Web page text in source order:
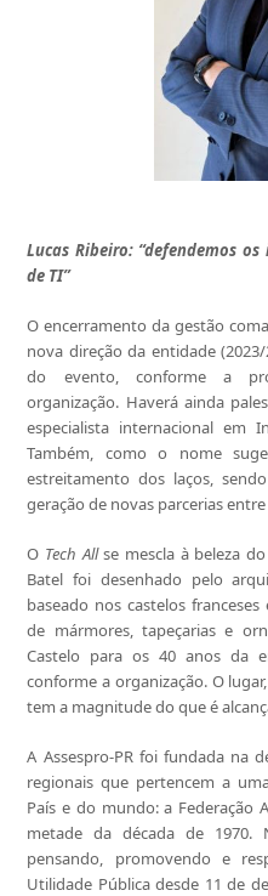
Lucas Ribeiro: “defendemos
de TI”
O encerramento da gestão
nova direção da entidade
do evento, conforme a
organização. Haverá ainda
especialista internacional em
Também, como o nome
estreitamento dos laços,
geração de novas parcerias
O Tech Allse mescla à beleza
Batel foi desenhado pelo
baseado nos castelos
de mármores, tapeçarias e
Castelo para os 40 anos da
conforme a organização. O
tem a magnitude do que é
A Assespro-PR foi fundada na
regionais que pertencem a
País e do mundo: a Federação
metade da década de 1970.
pensando, promovendo e
Utilidade Pública desde 11 de